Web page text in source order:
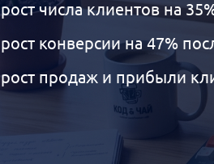
рост числа клиентов на
рост конверсии на 47%
рост продаж и прибыли